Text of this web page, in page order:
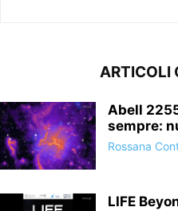
ARTICOLI
Abell
sempre:
Rossana
LIFE